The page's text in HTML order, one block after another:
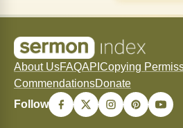
About UsFAQAPI Copying
CommendationsDonate
Follow